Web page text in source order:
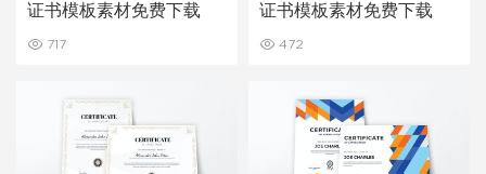
证书模板素材免费下载
717
证书模板素材免费下载
472